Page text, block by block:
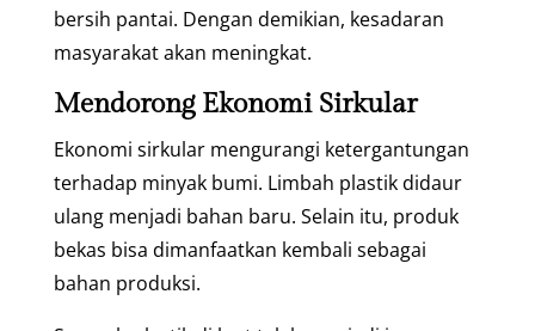
bersih pantai. Dengan demikian, kesadaran
masyarakat akan meningkat.
Mendorong Ekonomi Sirkular
Ekonomi sirkular mengurangi ketergantungan
terhadap minyak bumi. Limbah plastik didaur
ulang menjadi bahan baru. Selain itu, produk
bekas bisa dimanfaatkan kembali sebagai
bahan produksi.